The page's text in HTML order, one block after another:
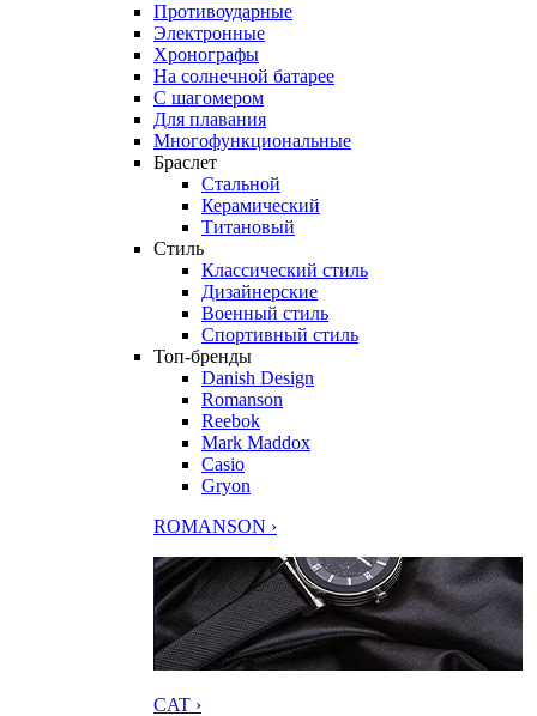
Противоударные
Электронные
Хронографы
На солнечной батарее
С шагомером
Для плавания
Многофункциональные
Браслет
Стальной
Керамический
Титановый
Стиль
Классический стиль
Дизайнерские
Военный стиль
Спортивный стиль
Топ-бренды
Danish Design
Romanson
Reebok
Mark Maddox
Casio
Gryon
ROMANSON ›
CAT ›